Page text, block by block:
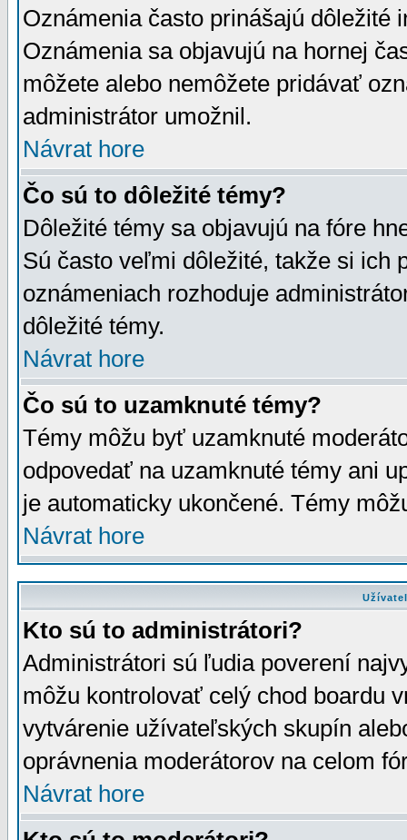
Oznámenia často prinášajú dôležité
Oznámenia sa objavujú na hornej
môžete alebo nemôžete pridávať
administrátor umožnil.
Návrat hore
Čo sú to dôležité témy?
Dôležité témy sa objavujú na fóre
Sú často veľmi dôležité, takže si ich
oznámeniach rozhoduje
dôležité témy.
Návrat hore
Čo sú to uzamknuté témy?
Témy môžu byť uzamknuté
odpovedať na uzamknuté témy ani
je automaticky ukončené. Témy
Návrat hore
Kto sú to administrátori?
Administrátori sú ľudia poverení
môžu kontrolovať celý chod boardu
vytvárenie užívateľských skupín
oprávnenia moderátorov na celom
Návrat hore